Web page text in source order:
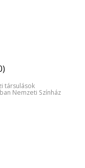
társulások
Nemzeti Színház